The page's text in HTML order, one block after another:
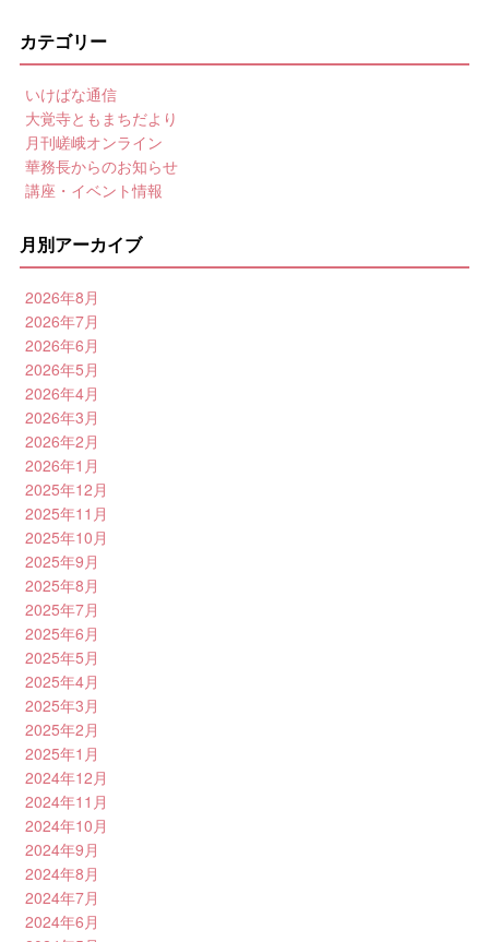
カテゴリー
いけばな通信
大覚寺ともまちだより
月刊嵯峨オンライン
華務長からのお知らせ
講座・イベント情報
月別アーカイブ
2026年8月
2026年7月
2026年6月
2026年5月
2026年4月
2026年3月
2026年2月
2026年1月
2025年12月
2025年11月
2025年10月
2025年9月
2025年8月
2025年7月
2025年6月
2025年5月
2025年4月
2025年3月
2025年2月
2025年1月
2024年12月
2024年11月
2024年10月
2024年9月
2024年8月
2024年7月
2024年6月